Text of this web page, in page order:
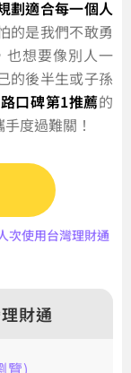
劃適合每一個人
的是我們不敢勇
也想要像別人一
的後半生或子孫
口碑第1推薦的
度過難關！
次使用台灣理財通
財通
覽)